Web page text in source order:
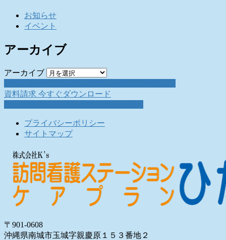
お知らせ
イベント
アーカイブ
アーカイブ
資料請求 今すぐダウンロード
プライバシーポリシー
サイトマップ
〒901-0608
沖縄県南城市玉城字親慶原１５３番地２